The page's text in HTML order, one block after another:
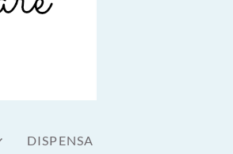
DISPENSA